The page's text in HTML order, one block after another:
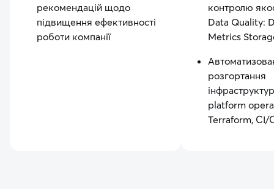
рекомендацій щодо
підвищення ефективності
роботи компанії
контролю
Data Quality:
Metrics
розгортання
platform
Terraform, CI/